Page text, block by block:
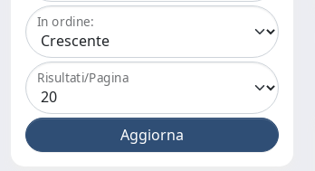
In ordine:
Risultati/Pagina